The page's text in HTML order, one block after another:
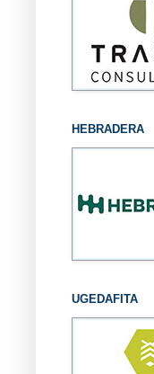
HEBRADERA
UGEDAFITA